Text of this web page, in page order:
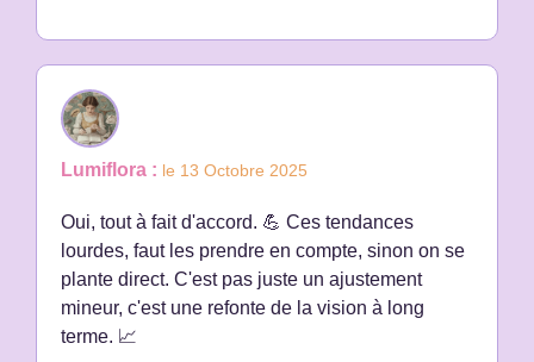
Lumiflora : le 13 Octobre 2025
Oui, tout à fait d'accord. 💪 Ces tendances
lourdes, faut les prendre en compte, sinon on se
plante direct. C'est pas juste un ajustement
mineur, c'est une refonte de la vision à long
terme. 📈